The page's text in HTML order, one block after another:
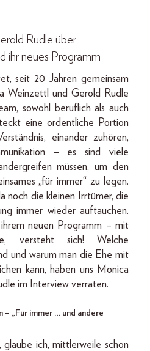
Rudle über
ihr neues Programm
seit 20 Jahren gemeinsam
Weinzettl und Gerold Rudle
sowohl beruflich als auch
eine ordentliche Portion
einander zuhören,
– es sind viele
müssen, um den
„für immer“ zu legen.
noch die kleinen Irrtümer, die
immer wieder auftauchen.
neuen Programm – mit
versteht sich! Welche
und warum man die Ehe mit
kann, haben uns Monica
im Interview verraten.
– „Für immer … und andere
glaube ich, mittlerweile schon